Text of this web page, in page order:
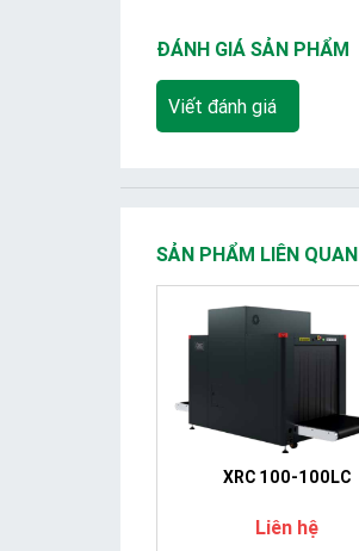
ĐÁNH GIÁ SẢN PHẨM
Viết đánh giá
SẢN PHẨM LIÊN QUAN
XRC 100-100LC
Liên hệ